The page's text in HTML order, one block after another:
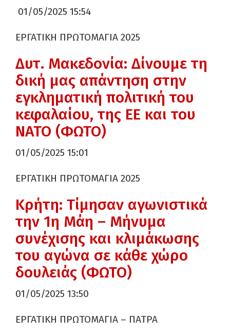
01/05/2025 15:54
ΕΡΓΑΤΙΚΗ ΠΡΩΤΟΜΑΓΙΑ 2025
Δυτ. Μακεδονία: Δίνουμε τη
δική μας απάντηση στην
εγκληματική πολιτική του
κεφαλαίου, της ΕΕ και του
ΝΑΤΟ (ΦΩΤΟ)
01/05/2025 15:01
ΕΡΓΑΤΙΚΗ ΠΡΩΤΟΜΑΓΙΑ 2025
Κρήτη: Τίμησαν αγωνιστικά
την 1η Μάη – Μήνυμα
συνέχισης και κλιμάκωσης
του αγώνα σε κάθε χώρο
δουλειάς (ΦΩΤΟ)
01/05/2025 13:50
ΕΡΓΑΤΙΚΗ ΠΡΩΤΟΜΑΓΙΑ – ΠΑΤΡΑ